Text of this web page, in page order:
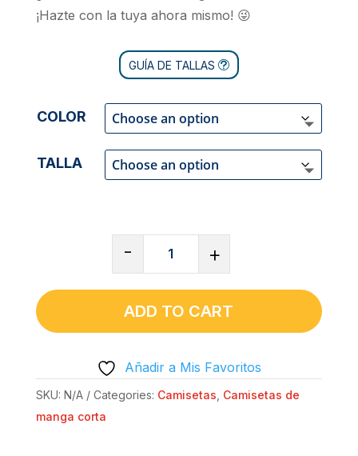
¡Hazte con la tuya ahora mismo! 😜
GUÍA DE TALLAS
COLOR
TALLA
-
CUELLO
REDONDO
CLÁSICA
MUJER
|
+
ADD TO CART
Añadir a Mis Favoritos
SKU: N/A Categories: Camisetas Camisetas de
manga corta